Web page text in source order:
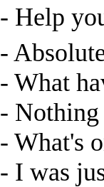
- Help
-
- What
-
- What's
- I was